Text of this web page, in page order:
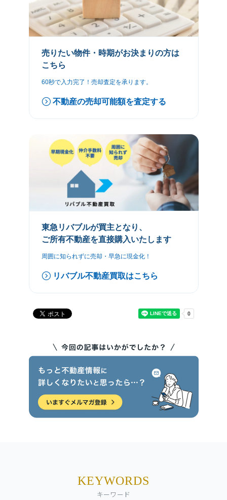
売りたい物件・時期がお決まりの方は
こちら
60秒で入力完了！売却査定を承ります。
不動産の売却可能額を査定する
東急リバブルが買主となり、
ご所有不動産を直接購入いたします
周囲に知られずに売却・早急に現金化！
リバブル不動産買取はこちら
KEYWORDS
キーワード